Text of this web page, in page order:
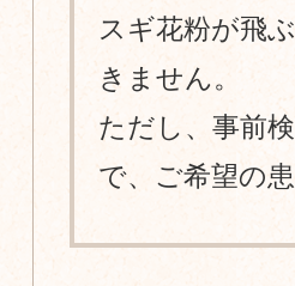
スギ花粉が飛
きません。
ただし、事前
で、ご希望の